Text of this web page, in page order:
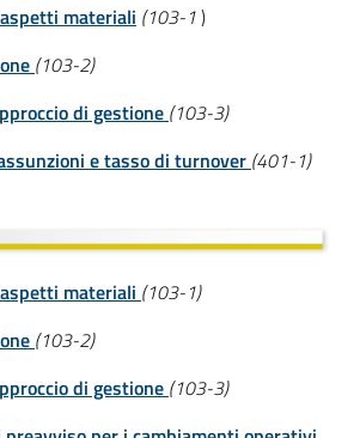
materiali (103-1)
(103-2)
di gestione (103-3)
e tasso di turnover (401-1)
materiali (103-1)
(103-2)
di gestione (103-3)